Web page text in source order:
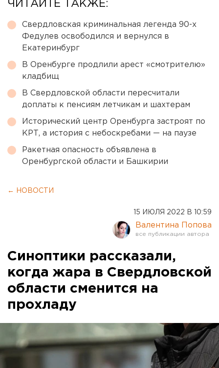
ЧИТАЙТЕ ТАКЖЕ:
Свердловская криминальная легенда 90-х
Федулев освободился и вернулся в
Екатеринбург
В Оренбурге продлили арест «смотрителю»
кладбищ
В Свердловской области пересчитали
доплаты к пенсиям летчикам и шахтерам
Исторический центр Оренбурга застроят по
КРТ, а история с небоскребами — на паузе
Ракетная опасность объявлена в
Оренбургской области и Башкирии
← НОВОСТИ
15 ИЮЛЯ 2022 В 10:59
Валентина Попова
Синоптики рассказали,
когда жара в Свердловской
области сменится на
прохладу